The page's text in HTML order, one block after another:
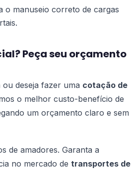
o manuseio correto de cargas
Peça seu orçamento
ou deseja fazer uma cotação de
o melhor custo-benefício de
um orçamento claro e sem
de amadores. Garanta a
no mercado de transportes de